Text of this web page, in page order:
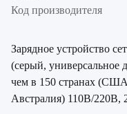
Код производителя
Зарядное устройство
(серый, универсальное
чем в 150 странах
Австралия) 110В/220В,